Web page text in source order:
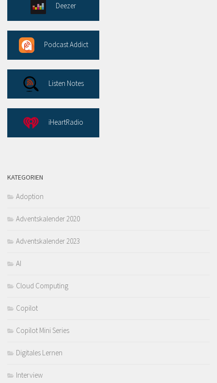
Deezer
Podcast Addict
Listen Notes
iHeartRadio
KATEGORIEN
Adoption
Adventskalender 2020
Adventskalender 2023
AI
Cloud Computing
Copilot
Copilot Mini Series
Digitales Lernen
Interview